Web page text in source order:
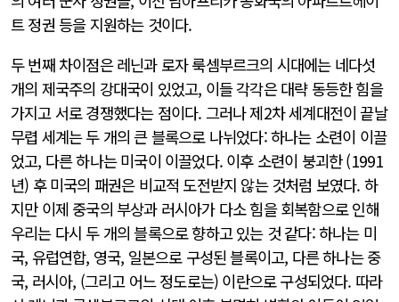
트 정권 등을 지원하는 것이다.
두 번째 차이점은 레닌과 로자 룩셈부르크의 시대에는 네다섯
개의 제국주의 강대국이 있었고, 이들 각각은 대략 동등한 힘을
가지고 서로 경쟁했다는 점이다. 그러나 제2차 세계대전이 끝날
무렵 세계는 두 개의 큰 블록으로 나뉘었다: 하나는 소련이 이끌
었고, 다른 하나는 미국이 이끌었다. 이후 소련이 붕괴한 (1991
년) 후 미국의 패권은 비교적 도전받지 않는 것처럼 보였다. 하
지만 이제 중국의 부상과 러시아가 다소 힘을 회복함으로 인해
우리는 다시 두 개의 블록으로 향하고 있는 것 같다: 하나는 미
국, 유럽연합, 영국, 일본으로 구성된 블록이고, 다른 하나는 중
국, 러시아, (그리고 어느 정도로는) 이란으로 구성되었다. 따라